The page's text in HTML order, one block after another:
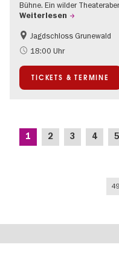
Bühne. Ein wilder
Weiterlesen
Barrierefrei
Im Grünen
Open Air
Schlösser & Gärten
Jagdschloss Grunewald
18:00 Uhr
TICKETS & TERMINE
Seitennummerierung
Aktuelle
1 Seite
2 Seite
3 Seite
4 5